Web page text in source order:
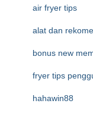
air fryer tips
alat dan
bonus new
fryer tips
hahawin88